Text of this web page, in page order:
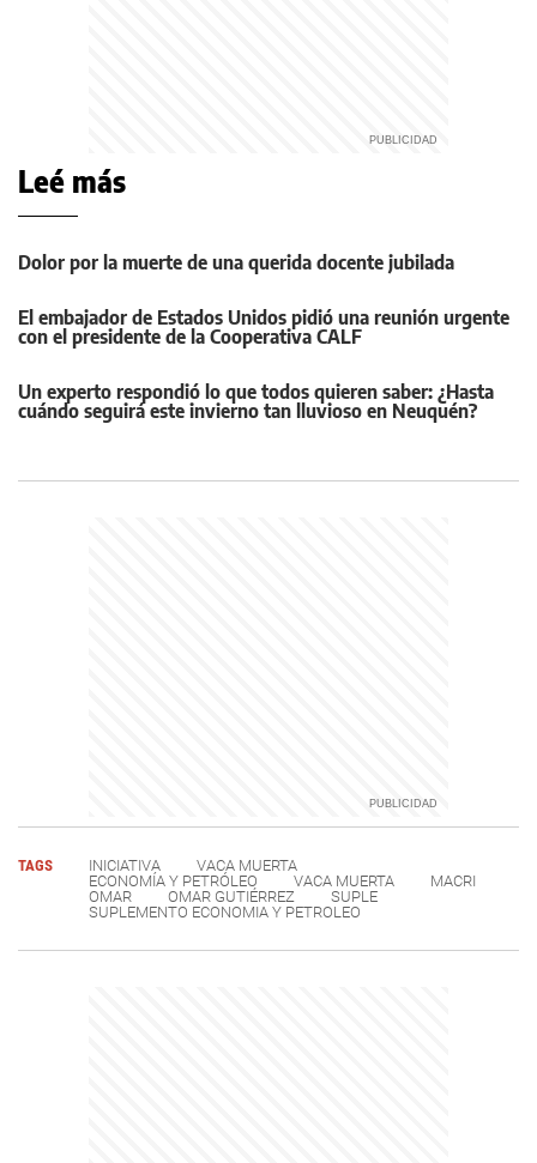
Leé más
Dolor por la muerte de una querida docente jubilada
El embajador de Estados Unidos pidió una reunión urgente
con el presidente de la Cooperativa CALF
Un experto respondió lo que todos quieren saber: ¿Hasta
cuándo seguirá este invierno tan lluvioso en Neuquén?
TAGS INICIATIVA
VACA MUERTA
ECONOMÍA Y PETRÓLEO
VACA MUERTA
MACRI
OMAR
OMAR GUTIÉRREZ
SUPLE
SUPLEMENTO ECONOMIA Y PETROLEO